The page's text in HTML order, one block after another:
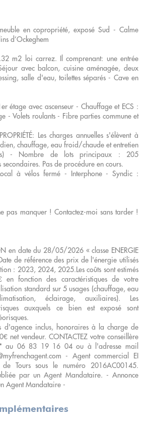
en copropriété, exposé Sud - Calme
d’Ockeghem
m2 loi carrez. Il comprenant: une entrée
avec balcon, cuisine aménagée, deux
salle d'eau, toilettes séparés - Cave en
étage avec ascenseur - Chauffage et ECS :
- Volets roulants - Fibre parties commune et
Les charges annuelles s'élèvent à
chauffage, eau froid/chaude et entretien
- Nombre de lots principaux : 205
Pas de procédure en cours.
à vélos fermé - Interphone - Syndic :
pas manquer ! Contactez-moi sans tarder !
en date du 28/05/2026 « classe ENERGIE
de référence des prix de l'énergie utilisés
: 2023, 2024, 2025.Les coûts sont estimés
fonction des caractéristiques de votre
standard sur 5 usages (chauffage, eau
éclairage, auxiliaires). Les
auxquels ce bien est exposé sont
d'agence inclus, honoraires à la charge de
net vendeur. CONTACTEZ votre conseillère
au 06 83 19 16 04 ou à l'adresse mail
- Agent commercial EI
Tours sous le numéro 2016AC00145.
par un Agent Mandataire. - Annonce
Agent Mandataire -